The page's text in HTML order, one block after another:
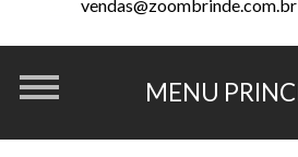
vendas@zoombrinde.com.br